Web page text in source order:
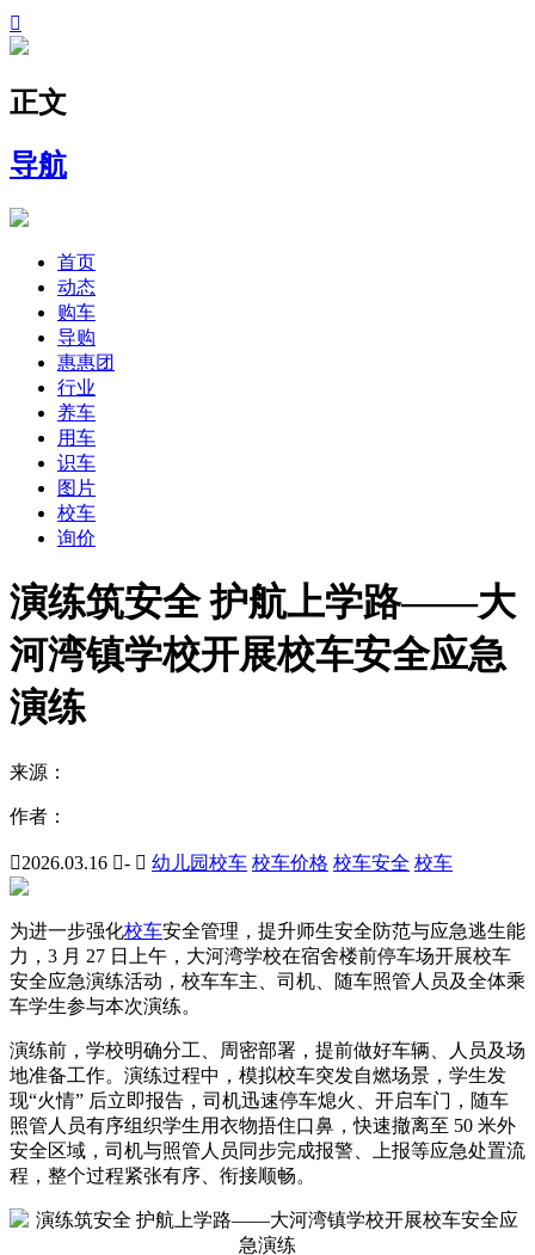

正文
导航
首页
动态
购车
导购
惠惠团
行业
养车
用车
识车
图片
校车
询价
演练筑安全 护航上学路——大
河湾镇学校开展校车安全应急
演练
来源：
作者：
2026.03.16 -  幼儿园校车 校车价格 校车安全 校车
为进一步强化校车安全管理，提升师生安全防范与应急逃生能
力，3 月 27 日上午，大河湾学校在宿舍楼前停车场开展校车
安全应急演练活动，校车车主、司机、随车照管人员及全体乘
车学生参与本次演练。
演练前，学校明确分工、周密部署，提前做好车辆、人员及场
地准备工作。演练过程中，模拟校车突发自燃场景，学生发
现“火情” 后立即报告，司机迅速停车熄火、开启车门，随车
照管人员有序组织学生用衣物捂住口鼻，快速撤离至 50 米外
安全区域，司机与照管人员同步完成报警、上报等应急处置流
程，整个过程紧张有序、衔接顺畅。